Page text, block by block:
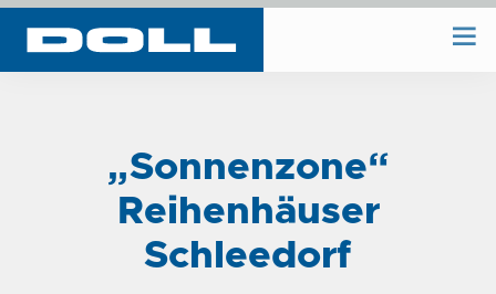
WIR PLANEN„Sonnenzone“
Reihenhäuser
Schleedorf